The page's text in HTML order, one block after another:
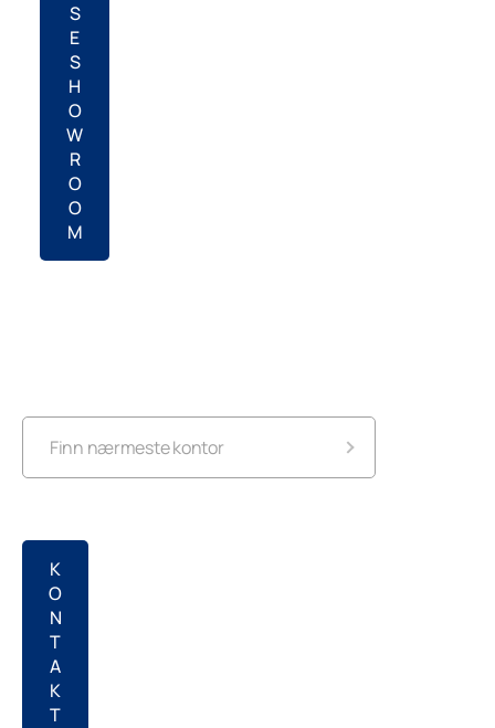
S
E
S
H
O
W
R
O
O
M
Finn nærmeste kontor
K
O
N
T
A
K
T